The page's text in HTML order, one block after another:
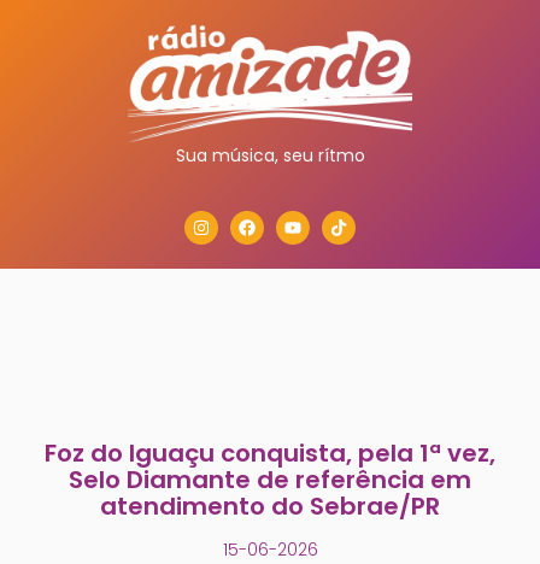
Sua música, seu rítmo
Foz do Iguaçu conquista, pela 1ª vez,
Selo Diamante de referência em
atendimento do Sebrae/PR
15-06-2026